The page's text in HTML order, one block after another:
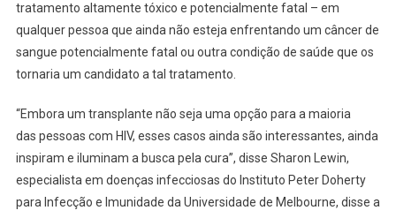
tratamento altamente tóxico e potencialmente fatal – em
qualquer pessoa que ainda não esteja enfrentando um câncer de
sangue potencialmente fatal ou outra condição de saúde que os
tornaria um candidato a tal tratamento.
“Embora um transplante não seja uma opção para a maioria
das pessoas com HIV, esses casos ainda são interessantes, ainda
inspiram e iluminam a busca pela cura”, disse Sharon Lewin,
especialista em doenças infecciosas do Instituto Peter Doherty
para Infecção e Imunidade da Universidade de Melbourne, disse a